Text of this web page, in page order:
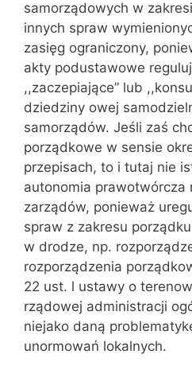
samorządowych w
innych spraw
zasięg ograniczony,
akty podustawowe
,,zaczepiające” lub
dziedziny owej
samorządów. Jeśli zaś
porządkowe w sensie
przepisach, to i tutaj nie
autonomia prawotwórcza
zarządów, ponieważ
spraw z zakresu
w drodze, np.
rozporządzenia
22 ust. l ustawy o
rządowej administracji
niejako daną
unormowań lokalnych.